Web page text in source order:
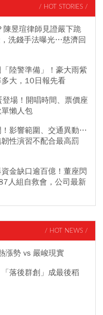
/ HOT STORIES /
昱瑄律師見證嚴下跪
洗錢手法曝光…慈濟回
陸警準備」！豪大雨紫
大，10日報先看
場！開唱時間、票價座
懶人包
影響範圍、交通異動…
性演習不配合最高罰
金缺口逾百億！董座閃
人組自救會，公司最新
/ HOT NEWS /
漲勢 vs 嚴峻現實
落後群創」成最後稻